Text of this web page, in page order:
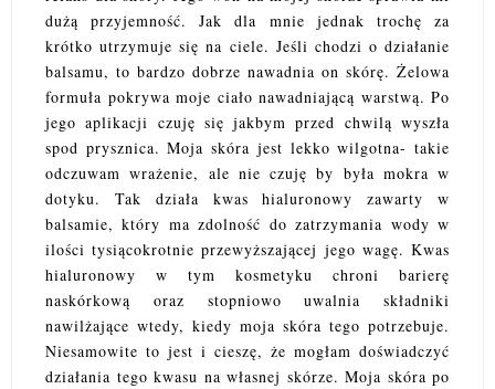
dużą przyjemność. Jak dla mnie jednak trochę za
krótko utrzymuje się na ciele. Jeśli chodzi o działanie
balsamu, to bardzo dobrze nawadnia on skórę. Żelowa
formuła pokrywa moje ciało nawadniającą warstwą. Po
jego aplikacji czuję się jakbym przed chwilą wyszła
spod prysznica. Moja skóra jest lekko wilgotna- takie
odczuwam wrażenie, ale nie czuję by była mokra w
dotyku. Tak działa kwas hialuronowy zawarty w
balsamie, który ma zdolność do zatrzymania wody w
ilości tysiącokrotnie przewyższającej jego wagę. Kwas
hialuronowy w tym kosmetyku chroni barierę
naskórkową oraz stopniowo uwalnia składniki
nawilżające wtedy, kiedy moja skóra tego potrzebuje.
Niesamowite to jest i cieszę, że mogłam doświadczyć
działania tego kwasu na własnej skórze. Moja skóra po